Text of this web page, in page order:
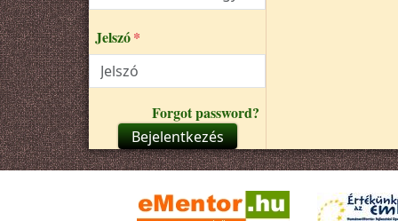
Jelszó
Forgot password?
Bejelentkezés